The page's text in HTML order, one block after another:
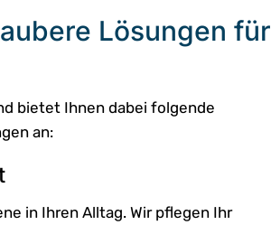
Lösungen für
bietet Ihnen dabei folgende
an:
in Ihren Alltag. Wir pflegen Ihr